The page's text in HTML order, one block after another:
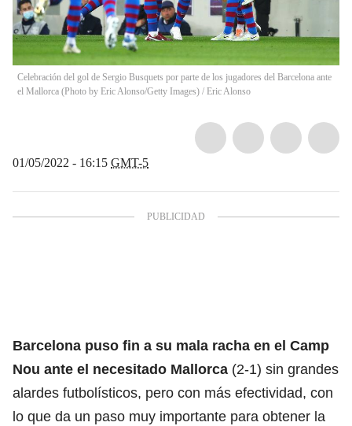
Celebración del gol de Sergio Busquets por parte de los jugadores del Barcelona ante
el Mallorca (Photo by Eric Alonso/Getty Images) / Eric Alonso
01/05/2022 - 16:15 GMT-5
Barcelona puso fin a su mala racha en el Camp
Nou ante el necesitado Mallorca (2-1) sin grandes
alardes futbolísticos, pero con más efectividad, con
lo que da un paso muy importante para obtener la